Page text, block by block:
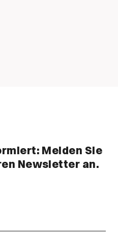
Melden Sie
Newsletter an.